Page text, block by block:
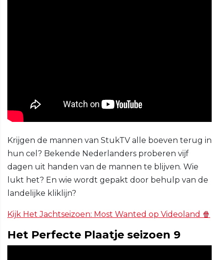
Krijgen de mannen van StukTV alle boeven terug in
hun cel? Bekende Nederlanders proberen vijf
dagen uit handen van de mannen te blijven. Wie
lukt het? En wie wordt gepakt door behulp van de
landelijke kliklijn?
Kijk Het Jachtseizoen: Most Wanted op Videoland 🍿
Het Perfecte Plaatje seizoen 9